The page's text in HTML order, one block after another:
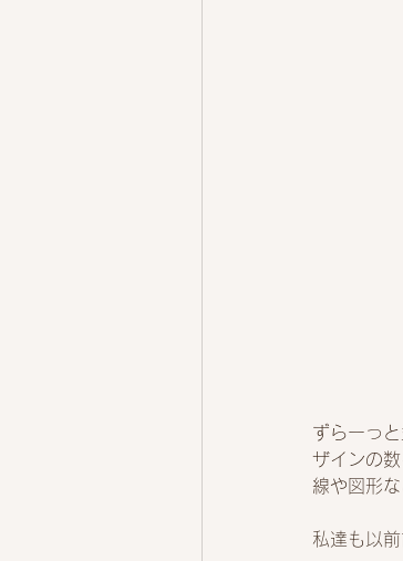
ずらーっ
ザインの数
線や図形
私達も以